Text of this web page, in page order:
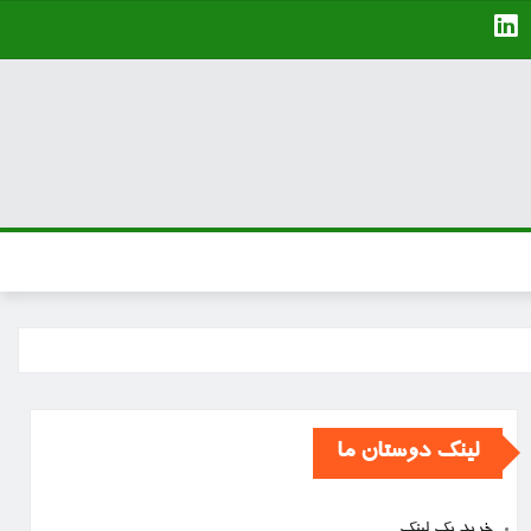
لینک دوستان ما